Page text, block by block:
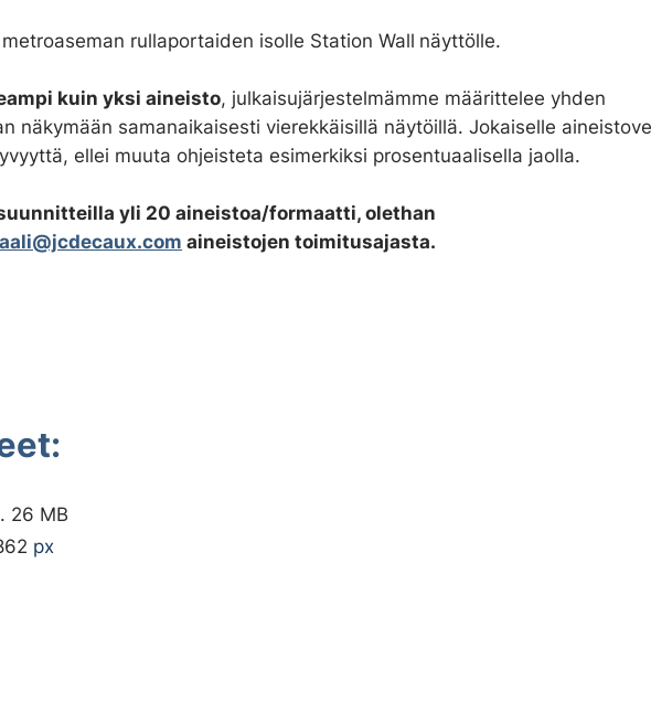
rullaportaiden isolle Station Wall näyttölle.
kuin yksi aineisto, julkaisujärjestelmämme määrittelee yhden
näkymään samanaikaisesti vierekkäisillä näytöillä. Jokaiselle
ellei muuta ohjeisteta esimerkiksi prosentuaalisella jaolla.
yli 20 aineistoa/formaatti, olethan
aineistojen toimitusajasta.
26 MB
px